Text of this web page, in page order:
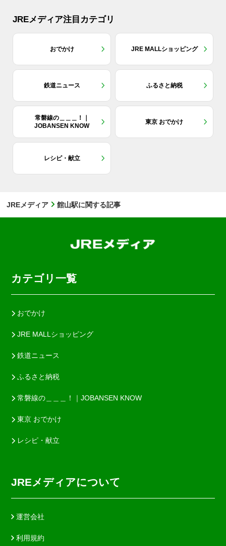
JREメディア注目カテゴリ
おでかけ JRE MALLショッピング
鉄道ニュース ふるさと納税
常磐線の＿＿＿！｜
JOBANSEN KNOW
東京 おでかけ
レシピ・献立
JREメディア 館山駅に関する記事
カテゴリ一覧
おでかけ
JRE MALLショッピング
鉄道ニュース
ふるさと納税
常磐線の＿＿＿！｜JOBANSEN KNOW
東京 おでかけ
レシピ・献立
JREメディアについて
運営会社
利用規約